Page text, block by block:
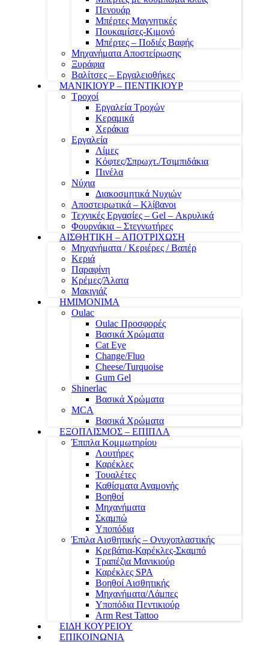
Πενουάρ
Μπέρτες Μαγνητικές
Πουκαμίσες-Κιμονό
Μπέρτες – Ποδιές Βαφής
Μηχανήματα Αποστείρωσης
Ξυράφια
Βαλίτσες – Εργαλειοθήκες
ΜΑΝΙΚΙΟΥΡ – ΠΕΝΤΙΚΙΟΥΡ
Τροχοί
Εργαλεία Τροχών
Κεραμικά
Χεράκια
Εργαλεία
Λίμες
Κόφτες/Σπρωχτ./Τσιμπιδάκια
Πινέλα
Νύχια
Διακοσμητικά Νυχιών
Αποστειρωτικά – Κλίβανοι
Τεχνικές Εργασίες – Gel – Ακρυλικά
Φουρνάκια – Στεγνωτήρες
ΑΙΣΘΗΤΙΚΗ – ΑΠΟΤΡΙΧΩΣΗ
Μηχανήματα / Κεριέρες / Βαπέρ
Κεριά
Παραφίνη
Κρέμες/Άλατα
Μακιγιάζ
ΗΜΙΜΟΝΙΜΑ
Oulac
Oulac Προσφορές
Βασικά Χρώματα
Cat Eye
Change/Fluo
Cheese/Turquoise
Gum Gel
Shinerlac
Βασικά Χρώματα
MCA
Βασικά Χρώματα
ΕΞΟΠΛΙΣΜΟΣ – ΕΠΙΠΛΑ
Έπιπλα Κομμωτηρίου
Λουτήρες
Καρέκλες
Τουαλέτες
Καθίσματα Αναμονής
Βοηθοί
Μηχανήματα
Σκαμπώ
Υποπόδια
Έπιλα Αισθητικής – Ονυχοπλαστικής
Κρεβάτια-Καρέκλες-Σκαμπό
Τραπέζια Μανικιούρ
Καρέκλες SPA
Βοηθοί Αισθητικής
Μηχανήματα/Λάμπες
Υποπόδια Πεντικιούρ
Arm Rest Tattoo
ΕΙΔΗ ΚΟΥΡΕΙΟΥ
ΕΠΙΚΟΙΝΩΝΙΑ